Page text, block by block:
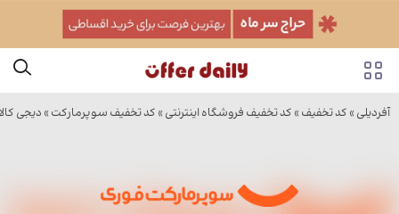
آفردیلی » کد تخفیف » کد تخفیف فروشگاه اینترنتی » کد تخفیف سوپرمارکت » دیجی